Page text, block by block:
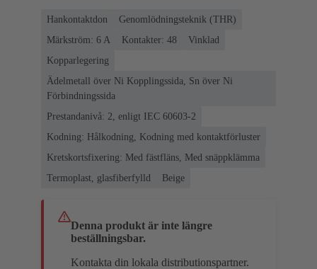
Hankontaktdon
Genomlödningsteknik (THR)
Märkström: ‌6 A
Kontakter: 48
Vinklad
Kopparlegering
Ädelmetall över Ni Kopplingssida, Sn över Ni
Förbindningssida
Prestandanivå: 2, enligt IEC 60603-2
Kodning: Hålkodning, Kodning med kontaktförluster
Kretskortsfixering: Med fästfläns, Med snäppklämma
Termoplast, glasfiberfylld
Beige
Denna produkt är inte längre
beställningsbar.
Kontakta din lokala distributionspartner.